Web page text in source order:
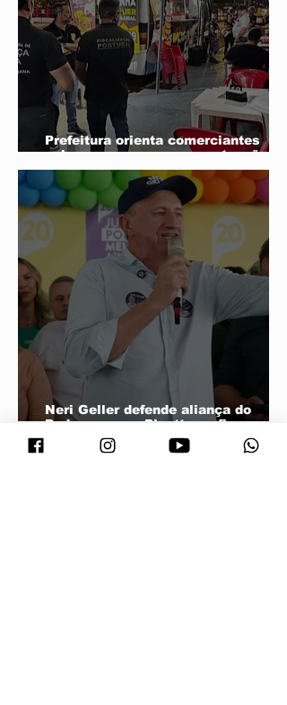
Prefeitura orienta comerciantes
sobre novas regras para atuação de
food trucks
Neri Geller defende aliança do
Podemos com Pivetta e afirma que
entrou na sigla com esse acordo